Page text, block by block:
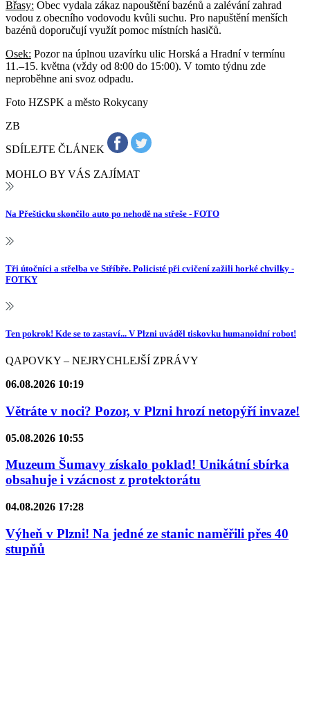
Břasy: Obec vydala zákaz napouštění bazénů a zalévání zahrad
vodou z obecního vodovodu kvůli suchu. Pro napuštění menších
bazénů doporučují využít pomoc místních hasičů.
Osek: Pozor na úplnou uzavírku ulic Horská a Hradní v termínu
11.–15. května (vždy od 8:00 do 15:00). V tomto týdnu zde
neproběhne ani svoz odpadu.
Foto HZSPK a město Rokycany
ZB
SDÍLEJTE ČLÁNEK
MOHLO BY VÁS ZAJÍMAT
Na Přešticku skončilo auto po nehodě na střeše - FOTO
Tři útočníci a střelba ve Stříbře. Policisté při cvičení zažili horké chvilky -
FOTKY
Ten pokrok! Kde se to zastaví... V Plzni uváděl tiskovku humanoidní robot!
QAPOVKY – NEJRYCHLEJŠÍ ZPRÁVY
06.08.2026 10:19
Větráte v noci? Pozor, v Plzni hrozí netopýří invaze!
05.08.2026 10:55
Muzeum Šumavy získalo poklad! Unikátní sbírka
obsahuje i vzácnost z protektorátu
04.08.2026 17:28
Výheň v Plzni! Na jedné ze stanic naměřili přes 40
stupňů